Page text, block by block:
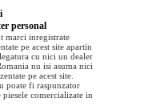
personal
marci inregistrate
pe acest site apartin
cu nici un dealer
nu isi asuma nici
pe acest site.
poate fi raspunzator
comercializate in